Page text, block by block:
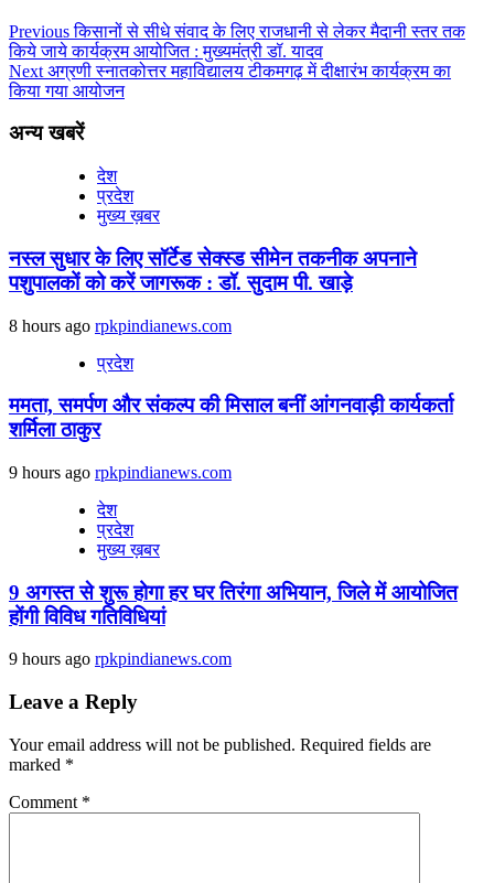
Previousकिसानों से सीधे संवाद के लिए राजधानी से लेकर मैदानी स्तर तक
किये जाये कार्यक्रम आयोजित : मुख्यमंत्री डॉ. यादव
Next अग्रणी स्नातकोत्तर महाविद्यालय टीकमगढ़ में दीक्षारंभ कार्यक्रम का
किया गया आयोजन
अन्य खबरें
देश
प्रदेश
मुख्य ख़बर
नस्ल सुधार के लिए सॉर्टेड सेक्स्ड सीमेन तकनीक अपनाने
पशुपालकों को करें जागरूक : डॉ. सुदाम पी. खाड़े
8 hours ago rpkpindianews.com
प्रदेश
ममता, समर्पण और संकल्प की मिसाल बनीं आंगनवाड़ी कार्यकर्ता
शर्मिला ठाकुर
9 hours ago rpkpindianews.com
देश
प्रदेश
मुख्य ख़बर
9 अगस्‍त से शुरू होगा हर घर तिरंगा अभियान, जिले में आयोजित
होंगी विविध गतिविधियां
9 hours ago rpkpindianews.com
Leave a Reply
Your email address will not be published. Required fields are
marked *
Comment *